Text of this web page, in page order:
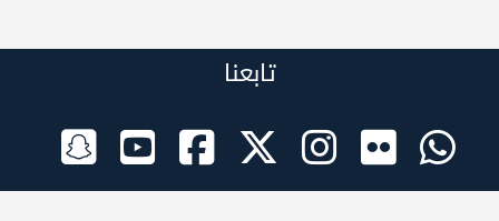
تابعنا